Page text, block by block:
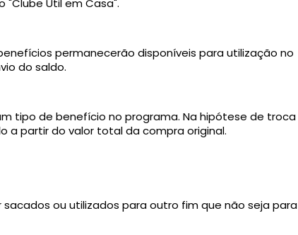
Útil em Casa".
permanecerão disponíveis para utilização no
do saldo.
tipo de benefício no programa. Na hipótese de troca
a partir do valor total da compra original.
sacados ou utilizados para outro fim que não seja para